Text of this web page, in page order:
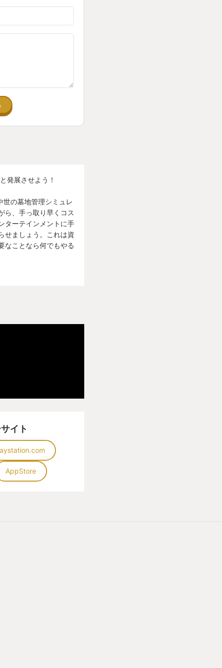
、墓のグレードと
い。そこで遺体を
品質が上がりその
上がるという仕組
て売ることも出来
ない！まだ農作業
っ！！
上がり楽しくなっ
！！！
発展させよう！
の墓地管理シミュレ
ら、手っ取り早くコス
ターテインメントに手
せましょう。これは資
なことなら何でもやる
イト
AppStore